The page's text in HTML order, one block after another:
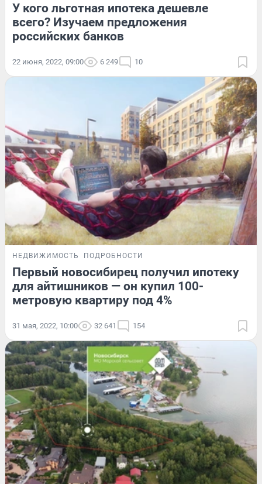
У кого льготная ипотека дешевле
всего? Изучаем предложения
российских банков
22 июня, 2022, 09:00 6 249 10
НЕДВИЖИМОСТЬ ПОДРОБНОСТИ
Первый новосибирец получил ипотеку
для айтишников — он купил 100-
метровую квартиру под 4%
31 мая, 2022, 10:00 32 641 154